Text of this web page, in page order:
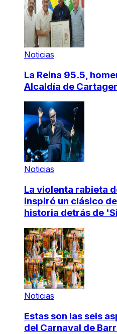
Noticias
La Reina 95.5,
Alcaldía de
Noticias
La violenta rabieta
inspiró un clásico
historia detrás de
Noticias
Estas son las seis
del Carnaval de